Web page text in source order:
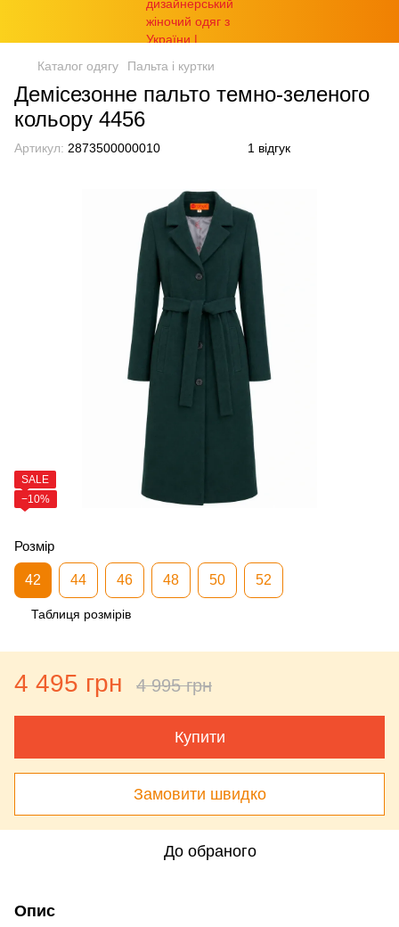
Каталог одягу Пальта і куртки
Демісезонне пальто темно-зеленого
кольору 4456
Артикул: 2873500000010 1 відгук
SALE
−10%
Розмір
42 44 46 48 50 52
Таблиця розмірів
4 495 грн 4 995 грн
Купити
Замовити швидко
До обраного
Опис